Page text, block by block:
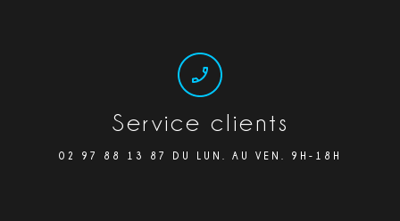
Service clients
02 97 88 13 87 DU LUN. AU VEN. 9H-18H